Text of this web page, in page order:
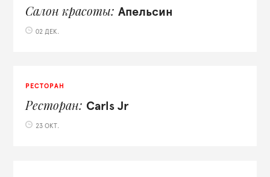
Салон красоты Апельсин
02 ДЕК.
РЕСТОРАН
Ресторан Carls Jr
23 ОКТ.